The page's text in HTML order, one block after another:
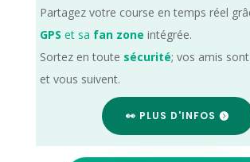
Partagez votre course en temps réel
GPS et sa fan zone intégrée.
Sortez en toute sécurité; vos amis
et vous suivent.
👀 PLUS D'INFOS